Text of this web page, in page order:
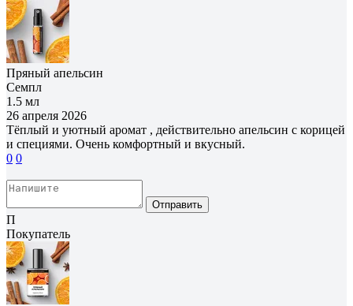
Пряный апельсин
Семпл
1.5 мл
26 апреля 2026
Тёплый и уютный аромат , действительно апельсин с корицей
и специями. Очень комфортный и вкусный.
0 0
Отправить
П
Покупатель